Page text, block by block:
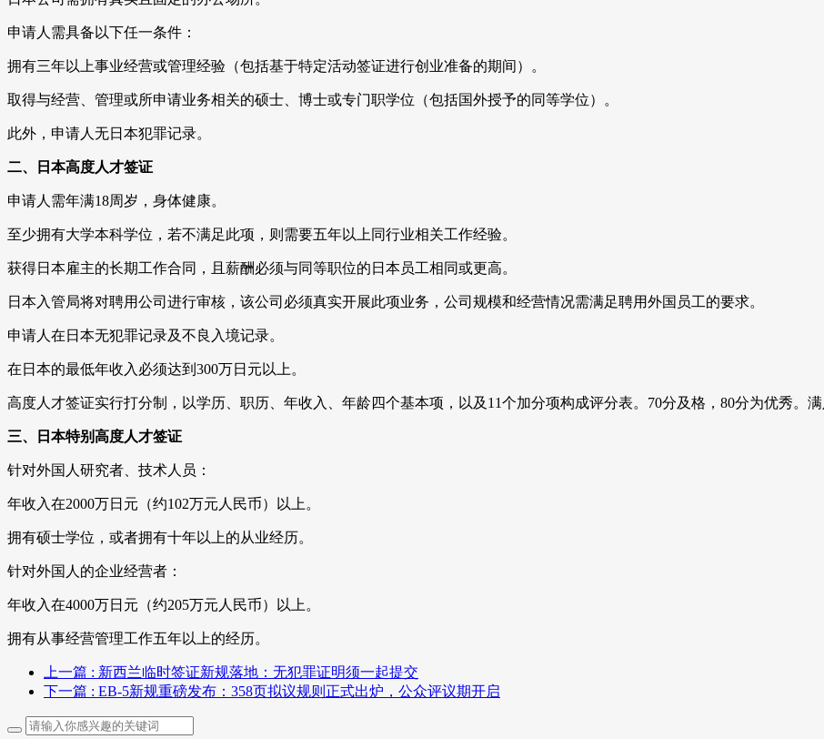
申请人需具备以下任一条件：
拥有三年以上事业经营或管理经验（包括基于特定活动签证进行创业准备的期间）。
取得与经营、管理或所申请业务相关的硕士、博士或专门职学位（包括国外授予的同等学位）。
此外，申请人无日本犯罪记录。
二、日本高度人才签证
申请人需年满18周岁，身体健康。
至少拥有大学本科学位，若不满足此项，则需要五年以上同行业相关工作经验。
获得日本雇主的长期工作合同，且薪酬必须与同等职位的日本员工相同或更高。
日本入管局将对聘用公司进行审核，该公司必须真实开展此项业务，公司规模和经营情况需满足聘用外国员工的要求。
申请人在日本无犯罪记录及不良入境记录。
在日本的最低年收入必须达到300万日元以上。
高度人才签证实行打分制，以学历、职历、年收入、年龄四个基本项，以及11个加分项构成评分表。70分及格，80分为优秀。
三、日本特别高度人才签证
针对外国人研究者、技术人员：
年收入在2000万日元（约102万元人民币）以上。
拥有硕士学位，或者拥有十年以上的从业经历。
针对外国人的企业经营者：
年收入在4000万日元（约205万元人民币）以上。
拥有从事经营管理工作五年以上的经历。
上一篇 : 新西兰临时签证新规落地：无犯罪证明须一起提交
下一篇 : EB-5新规重磅发布：358页拟议规则正式出炉，公众评议期开启